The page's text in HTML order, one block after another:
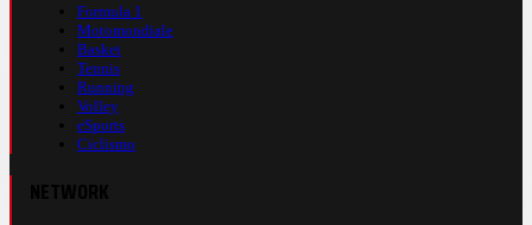
Formula 1
Motomondiale
Basket
Tennis
Running
Volley
eSports
Ciclismo